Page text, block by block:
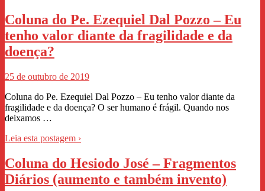
Coluna do Pe. Ezequiel Dal Pozzo – Eu
tenho valor diante da fragilidade e da
doença?
25 de outubro de 2019
Coluna do Pe. Ezequiel Dal Pozzo – Eu tenho valor diante da
fragilidade e da doença? O ser humano é frágil. Quando nos
deixamos …
Leia esta postagem ›
Coluna do Hesiodo José – Fragmentos
Diários (aumento e também invento)